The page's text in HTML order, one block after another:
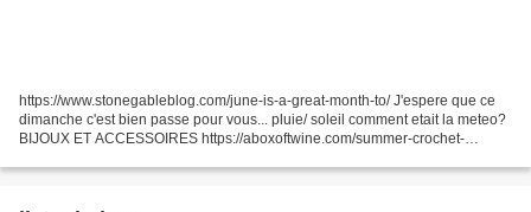
https://www.stonegableblog.com/june-is-a-great-month-to/ J'espere que ce
dimanche c'est bien passe pour vous... pluie/ soleil comment etait la meteo?
BIJOUX ET ACCESSOIRES https://aboxoftwine.com/summer-crochet-
Brooch.html...